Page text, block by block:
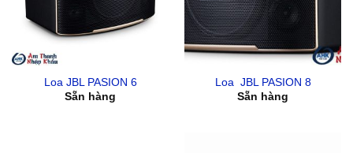
Loa JBL PASION 6
Sẵn hàng
Loa JBL PASION 8
Sẵn hàng